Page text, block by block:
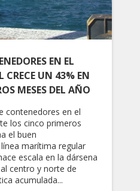
EN EL
CRECE UN 43% EN
MESES DEL AÑO
contenedores en el
los cinco primeros
el buen
marítima regular
escala en la dársena
centro y norte de
acumulada...